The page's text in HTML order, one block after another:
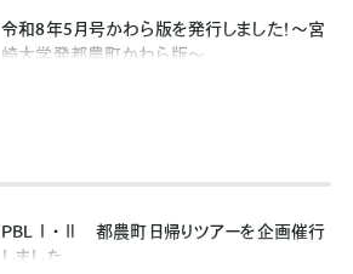
令和8年5月号かわら版を発行しました！～宮
崎大学発都農町かわら版～
PBLⅠ・Ⅱ 都農町日帰りツアーを企画催行
しました。